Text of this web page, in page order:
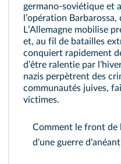
germano‑soviétique et
lʼopération
LʼAllemagne mobilise
et, au fil de batailles
conquiert rapidement
dʼêtre ralentie par
nazis perpètrent des
communautés juives,
victimes.
Comment le front de
d'une guerre